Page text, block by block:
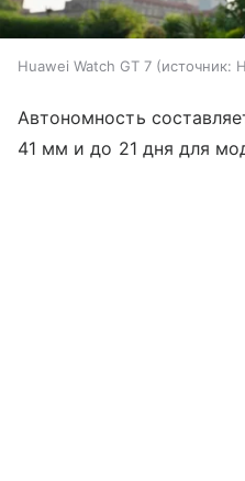
Huawei Watch GT 7 источник:
Автономность
41 мм и до 21 дня для